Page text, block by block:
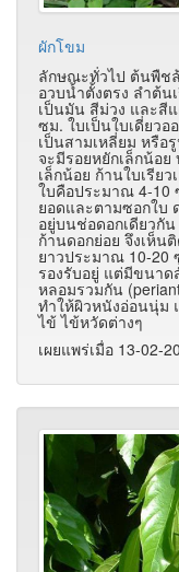
ผักโขม
ลักษณะทั่วไป ต้นพืช
อวบน้ำตั้งตรง ลำต้น
เป็นมัน สีม่วง และสี
ซม. ใบเป็นใบเดี่ยว
เป็นสามเหลี่ยม หรือ
จะมีรอยหยักเล็กน้อ
เล็กน้อย ก้านใบเรีย
ใบคือประมาณ 4-10
ยอดและตามซอกใบ
อยู่บนช่อดอกเดียวกั
ก้านดอกย่อย จึงเห็น
ยาวประมาณ 10-20
รองรับอยู่ แต่มีขนาด
หลอมรวมกัน
ทำให้ผิวหนังอ่อนนุ่ม
ไข้ ไข้หวัดต่างๆ
เผยแพร่เมื่อ 13-02-